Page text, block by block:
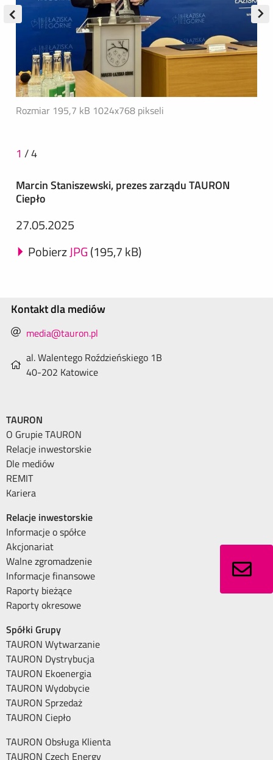
Rozmiar 195,7 kB 1024x768 pikseli
1 /4
Marcin Staniszewski, prezes zarządu TAURON
Ciepło
27.05.2025
PobierzJPG(195,7 kB)
Kontakt dla mediów
media@tauron.pl
al. Walentego Roździeńskiego 1B
40-202 Katowice
TAURON
O Grupie TAURON
Relacje inwestorskie
Dle mediów
REMIT
Kariera
Relacje inwestorskie
Informacje o spółce
Akcjonariat
Walne zgromadzenie
Informacje finansowe
Raporty bieżące
Raporty okresowe
Spółki Grupy
TAURON Wytwarzanie
TAURON Dystrybucja
TAURON Ekoenergia
TAURON Wydobycie
TAURON Sprzedaż
TAURON Ciepło
TAURON Obsługa Klienta
TAURON Czech Energy